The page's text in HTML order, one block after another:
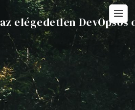
az elégedetlen DevOpsos